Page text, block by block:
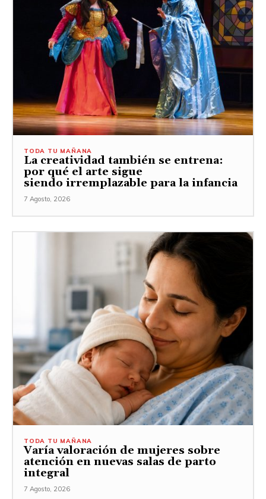
TODA TU MAÑANA
La creatividad también se entrena:
por qué el arte sigue
siendo irremplazable para la infancia
7 Agosto, 2026
TODA TU MAÑANA
Varía valoración de mujeres sobre
atención en nuevas salas de parto
integral
7 Agosto, 2026